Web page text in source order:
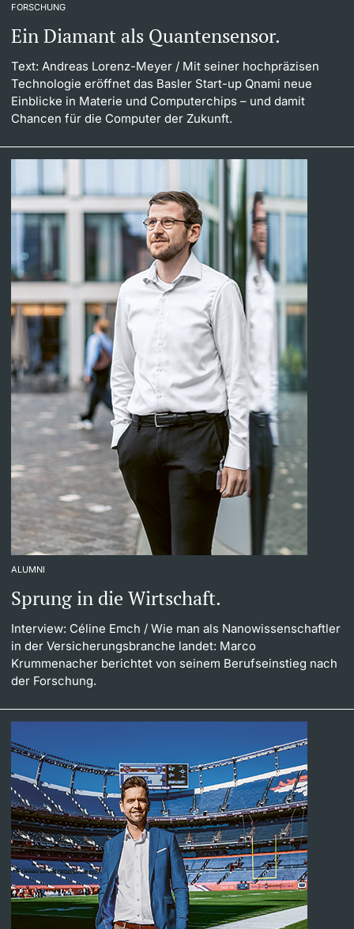
FORSCHUNG
Ein Diamant als Quantensensor.
Text: Andreas Lorenz-Meyer / Mit seiner hochpräzisen
Technologie eröffnet das Basler Start-up Qnami neue
Einblicke in Materie und Computerchips – und damit
Chancen für die Computer der Zukunft.
ALUMNI
Sprung in die Wirtschaft.
Interview: Céline Emch / Wie man als Nanowissenschaftler
in der Versicherungsbranche landet: Marco
Krummenacher berichtet von seinem Berufseinstieg nach
der Forschung.